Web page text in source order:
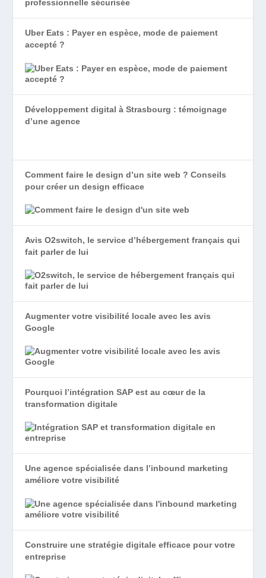
Uber Eats : Payer en espèce, mode de paiement
accepté ?
Développement digital à Strasbourg : témoignage
d’une agence
Comment faire le design d’un site web ? Conseils
pour créer un design efficace
Avis O2switch, le service d’hébergement français qui
fait parler de lui
Augmenter votre visibilité locale avec les avis
Google
Pourquoi l’intégration SAP est au cœur de la
transformation digitale
Une agence spécialisée dans l’inbound marketing
améliore votre visibilité
Construire une stratégie digitale efficace pour votre
entreprise